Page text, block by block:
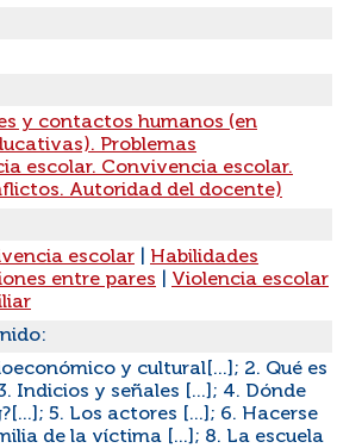
y contactos humanos (en
Problemas
escolar. Convivencia escolar.
Autoridad del docente)
escolar
Habilidades
entre pares
Violencia escolar
y cultural[...]; 2. Qué es
Indicios y señales [...]; 4. Dónde
5. Los actores [...]; 6. Hacerse
de la víctima [...]; 8. La escuela